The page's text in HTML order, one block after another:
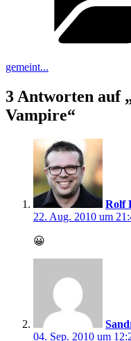
gemeint...
3 Antworten auf
Vampire“
Rolf
22. Aug. 2010 um
😀
04. Sep. 2010 um